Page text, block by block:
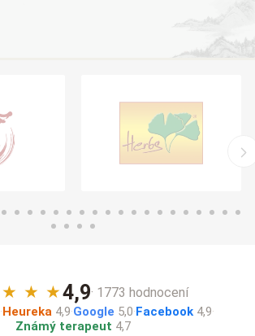
★ ★ ★4,9· 1773 hodnocení
·Heureka 4,9·Google 5,0·Facebook 4,9·
Známý terapeut 4,7